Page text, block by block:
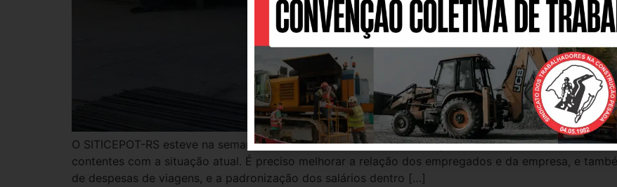
O SITICEPOT-RS esteve na semana passada na obra da empresa Fraga, em Saltinho, para discutir
contentes com a situação atual. É preciso melhorar a relação dos empregados e da empresa, e
de despesas de viagens, e a padronização dos salários dentro […]